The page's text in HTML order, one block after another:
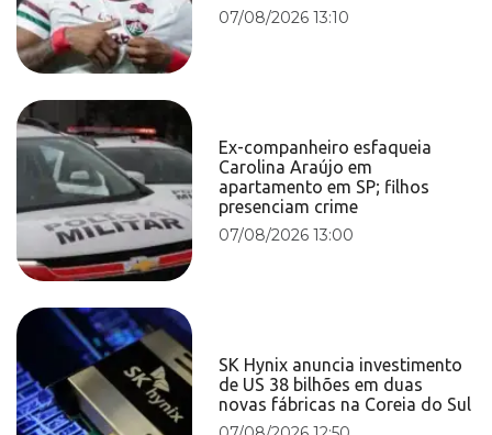
07/08/2026 13:10
Ex-companheiro esfaqueia
Carolina Araújo em
apartamento em SP; filhos
presenciam crime
07/08/2026 13:00
SK Hynix anuncia investimento
de US 38 bilhões em duas
novas fábricas na Coreia do Sul